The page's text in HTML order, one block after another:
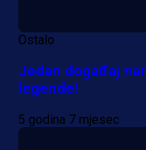
Ostalo
Jedan događaj
legende!
5 godina 7 mjesec